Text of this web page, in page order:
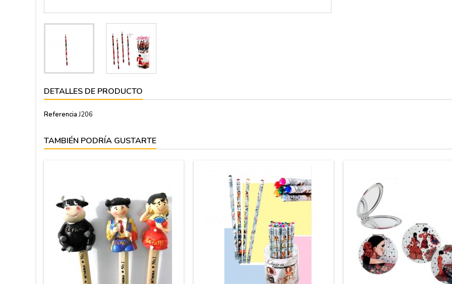
DETALLES DE PRODUCTO
Referencia J206
TAMBIÉN PODRÍA GUSTARTE